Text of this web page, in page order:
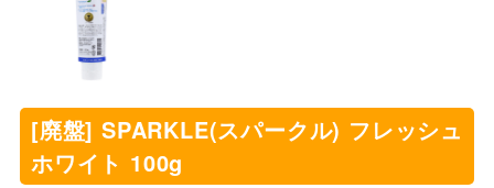
[廃盤] SPARKLE(スパークル) フレッシュ
ホワイト 100g